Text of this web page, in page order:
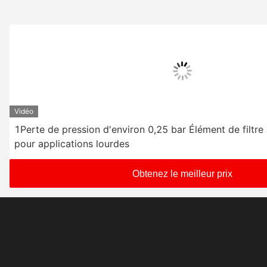
Vidéo
1Perte de pression d'environ 0,25 bar Élément de
pour applications lourdes
Obtenez le meilleur prix